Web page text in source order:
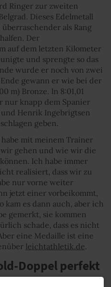
Ringer zur zweiten
Dieses Edelmetall
als Rang
Der
auf dem letzten Kilometer
und sprengte so das
wurde er noch von zwei
gewann er wie bei der
m) Bronze. In 8:01,01
nur knapp dem Spanier
Henrik Ingebrigtsen
geben.
mit meinem Trainer
gehen und wie wir die
Ich habe immer
realisiert, dass wir zu
nur vorne weiter
jetzt einer vorbeikommt,
kam es dann auch, aber ich
gemerkt, sie kommen
schade, dass es nicht
eine Medaille ist eine
leichtathletik.de.
Doppel perfekt